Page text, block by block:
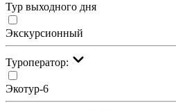
Тур выходного дня
Экскурсионный
Туроператор:
Экотур-6